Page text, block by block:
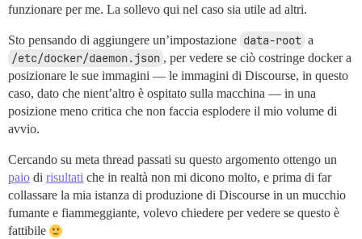
funzionare per me. La sollevo qui nel caso sia utile ad altri.
Sto pensando di aggiungere un’impostazione data-root a
/etc/docker/daemon.json , per vedere se ciò costringe docker a
posizionare le sue immagini — le immagini di Discourse, in questo
caso, dato che nient’altro è ospitato sulla macchina — in una
posizione meno critica che non faccia esplodere il mio volume di
avvio.
Cercando su meta thread passati su questo argomento ottengo un
paio di risultati che in realtà non mi dicono molto, e prima di far
collassare la mia istanza di produzione di Discourse in un mucchio
fumante e fiammeggiante, volevo chiedere per vedere se questo è
fattibile